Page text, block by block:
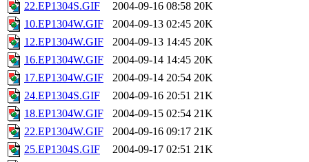
22.EP1304S.GIF
2004-09-16 08:58 20K
10.EP1304W.GIF
2004-09-13 02:45 20K
12.EP1304W.GIF
2004-09-13 14:45 20K
16.EP1304W.GIF
2004-09-14 14:45 20K
17.EP1304W.GIF
2004-09-14 20:54 20K
24.EP1304S.GIF
2004-09-16 20:51 21K
18.EP1304W.GIF
2004-09-15 02:54 21K
22.EP1304W.GIF
2004-09-16 09:17 21K
25.EP1304S.GIF
2004-09-17 02:51 21K